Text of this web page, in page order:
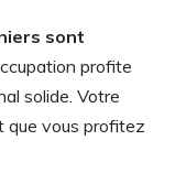
sont
profite
solide. Votre
que vous profitez